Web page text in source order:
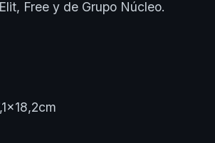
Free y de Grupo Núcleo.